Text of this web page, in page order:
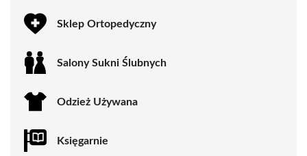
Sklep Ortopedyczny
Salony Sukni Ślubnych
Odzież Używana
Księgarnie